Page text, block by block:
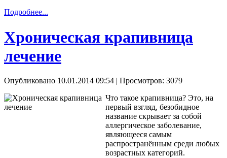
Подробнее...
Хроническая крапивница
лечение
Опубликовано 10.01.2014 09:54 | Просмотров: 3079
Что такое крапивница? Это, на
первый взгляд, безобидное
название скрывает за собой
аллергическое заболевание,
являющееся самым
распространённым среди любых
возрастных категорий.